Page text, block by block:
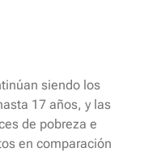
siendo los
17 años, y las
de pobreza e
en comparación